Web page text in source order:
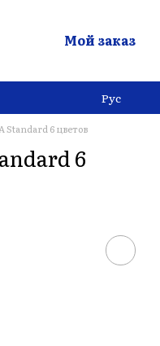
Мой заказ
Рус
6 цветов
6